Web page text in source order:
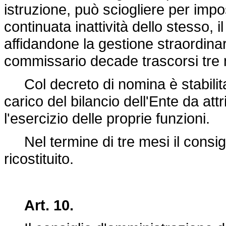
istruzione, può sciogliere per
continuata inattività dello stesso,
affidandone la gestione
commissario decade trascorsi tre
Col decreto di nomina è
carico del bilancio dell'Ente da
l'esercizio delle proprie funzioni.
Nel termine di tre mesi il
ricostituito.
Art. 10.